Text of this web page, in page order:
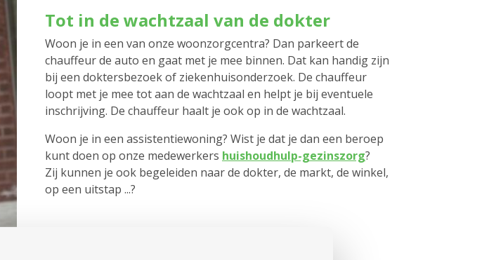
Tot in de wachtzaal van de dokter
Woon je in een van onze woonzorgcentra? Dan parkeert de
chauffeur de auto en gaat met je mee binnen. Dat kan handig zijn
bij een doktersbezoek of ziekenhuisonderzoek. De chauffeur
loopt met je mee tot aan de wachtzaal en helpt je bij eventuele
inschrijving. De chauffeur haalt je ook op in de wachtzaal.
Woon je in een assistentiewoning? Wist je dat je dan een beroep
kunt doen op onze medewerkers huishoudhulp-gezinszorg?
Zij kunnen je ook begeleiden naar de dokter, de markt, de winkel,
op een uitstap ...?